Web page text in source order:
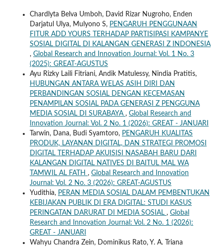
Chardlyta Belva Umboh, David Rizar Nugroho, Enden
Darjatul Ulya, Mulyono S, PENGARUH PENGGUNAAN
FITUR ADD YOURS TERHADAP PARTISIPASI KAMPANYE
SOSIAL DIGITAL DI KALANGAN GENERASI Z INDONESIA
, Global Research and Innovation Journal: Vol. 1 No. 3
(2025): GREAT-AGUSTUS
Ayu Rizky Laili Fitriani, Andik Matulessy, Nindia Pratitis,
HUBUNGAN ANTARA WELAS ASIH DIRI DAN
PERBANDINGAN SOSIAL DENGAN KECEMASAN
PENAMPILAN SOSIAL PADA GENERASI Z PENGGUNA
MEDIA SOSIAL DI SURABAYA , Global Research and
Innovation Journal: Vol. 2 No. 1 (2026): GREAT - JANUARI
Tarwin, Dana, Budi Syamtoro, PENGARUH KUALITAS
PRODUK, LAYANAN DIGITAL, DAN STRATEGI PROMOSI
DIGITAL TERHADAP AKUISISI NASABAH BARU DARI
KALANGAN DIGITAL NATIVES DI BAITUL MAL WA
TAMWIL AL FATH , Global Research and Innovation
Journal: Vol. 2 No. 3 (2026): GREAT-AGUSTUS
Yudithia, PERAN MEDIA SOSIAL DALAM PEMBENTUKAN
KEBIJAKAN PUBLIK DI ERA DIGITAL: STUDI KASUS
PERINGATAN DARURAT DI MEDIA SOSIAL , Global
Research and Innovation Journal: Vol. 2 No. 1 (2026):
GREAT - JANUARI
Wahyu Chandra Zein, Dominikus Rato, Y. A. Triana